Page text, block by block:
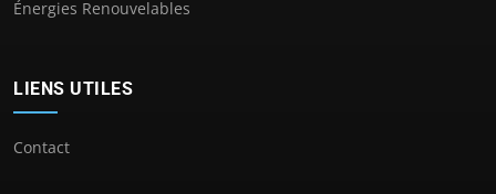
Énergies Renouvelables
LIENS UTILES
Contact